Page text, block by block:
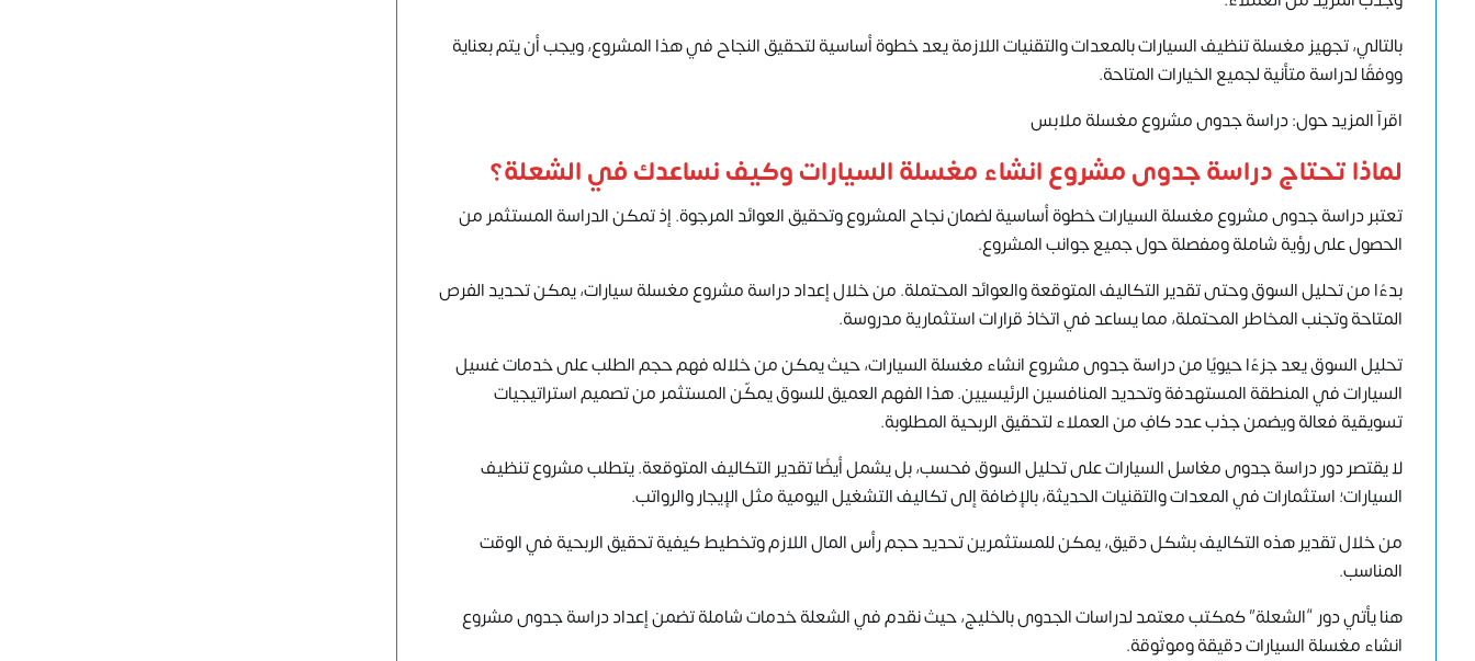
بالتالي، تجهيز مغسلة تنظيف السيارات بالمعدات والتقنيات اللازمة يعد خطوة أساسية لتحقيق النجاح في هذا المشروع، ويجب أن يتم بعناية
ووفقًا لدراسة متأنية لجميع الخيارات المتاحة.
اقرآ المزيد حول:دراسة جدوى مشروع مغسلة ملابس
لماذا تحتاج دراسة جدوى مشروع انشاء مغسلة السيارات وكيف نساعدك في الشعلة؟
تعتبر دراسة جدوى مشروع مغسلة السيارات خطوة أساسية لضمان نجاح المشروع وتحقيق العوائد المرجوة. إذ تمكن الدراسة المستثمر من
الحصول على رؤية شاملة ومفصلة حول جميع جوانب المشروع.
بدءًا من تحليل السوق وحتى تقدير التكاليف المتوقعة والعوائد المحتملة. من خلال إعداد دراسة مشروع مغسلة سيارات، يمكن تحديد الفرص
المتاحة وتجنب المخاطر المحتملة، مما يساعد في اتخاذ قرارات استثمارية مدروسة.
تحليل السوق يعد جزءًا حيويًا من دراسة جدوى مشروع انشاء مغسلة السيارات، حيث يمكن من خلاله فهم حجم الطلب على خدمات غسيل
السيارات في المنطقة المستهدفة وتحديد المنافسين الرئيسيين. هذا الفهم العميق للسوق يمكّن المستثمر من تصميم استراتيجيات
تسويقية فعالة ويضمن جذب عدد كافٍ من العملاء لتحقيق الربحية المطلوبة.
لا يقتصر دور دراسة جدوىمغاسل السياراتعلى تحليل السوق فحسب، بل يشمل أيضًا تقدير التكاليف المتوقعة. يتطلب مشروع تنظيف
السيارات؛ استثمارات في المعدات والتقنيات الحديثة، بالإضافة إلى تكاليف التشغيل اليومية مثل الإيجار والرواتب.
من خلال تقدير هذه التكاليف بشكل دقيق، يمكن للمستثمرين تحديد حجم رأس المال اللازم وتخطيط كيفية تحقيق الربحية في الوقت
المناسب.
هنا يأتي دور “الشعلة” كمكتب معتمد لدراسات الجدوى بالخليج، حيث نقدم في الشعلة خدمات شاملة تضمن إعداد دراسة جدوى مشروع
انشاء مغسلة السيارات دقيقة وموثوقة.